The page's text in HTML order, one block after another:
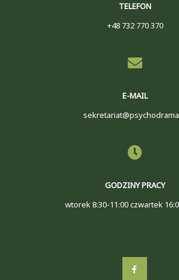
TELEFON
+48 732 770 370
E-MAIL
GODZINY PRACY
wtorek 8:30-11:00 czwartek